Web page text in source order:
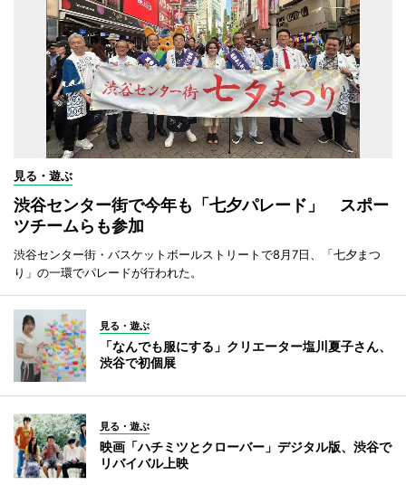
見る・遊ぶ
渋谷センター街で今年も「七夕パレード」 スポー
ツチームらも参加
渋谷センター街・バスケットボールストリートで8月7日、「七夕まつ
り」の一環でパレードが行われた。
見る・遊ぶ
「なんでも服にする」クリエーター塩川夏子さん、
渋谷で初個展
見る・遊ぶ
映画「ハチミツとクローバー」デジタル版、渋谷で
リバイバル上映